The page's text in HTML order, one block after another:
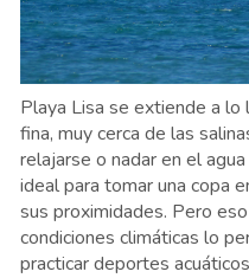
Playa Lisa se extiende a
fina, muy cerca de las
relajarse o nadar en el
ideal para tomar una copa
sus proximidades. Pero
condiciones climáticas lo
practicar deportes